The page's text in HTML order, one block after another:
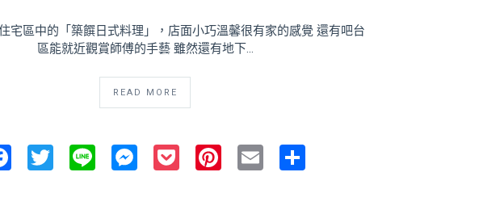
宅區中的「築饌日式料理」，店面小巧溫馨很有家的感覺 還有吧台
區能就近觀賞師傅的手藝 雖然還有地下…
READ MORE
Facebook
Twitter
LineMessenger
PocketPinterest
EmailShare